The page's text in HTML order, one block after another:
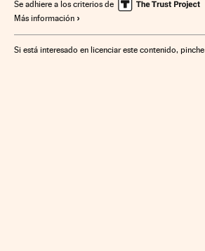
Se adhiere a los criterios de
Más información
Si está interesado en licenciar este contenido, pinche